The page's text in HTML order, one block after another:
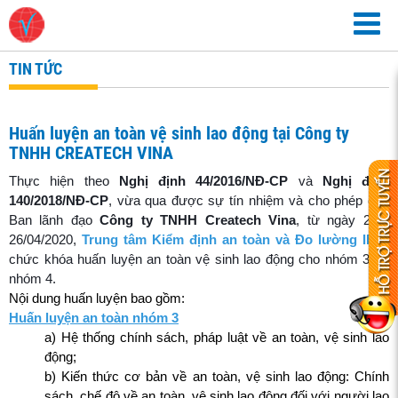
TIN TỨC
Huấn luyện an toàn vệ sinh lao động tại Công ty
TNHH CREATECH VINA
Thực hiện theo Nghị định 44/2016/NĐ-CP và Nghị định
140/2018/NĐ-CP, vừa qua được sự tín nhiệm và cho phép của
Ban lãnh đạoCông ty TNHH Createch Vina, từ ngày 22 -
26/04/2020, Trung tâm Kiểm định an toàn và Đo lường IIItổ
chức khóa huấn luyện an toàn vệ sinh lao động cho nhóm 3 và
nhóm 4.
Nội dung huấn luyện bao gồm:
Huấn luyện an toàn nhóm 3
a) Hệ thống chính sách, pháp luật về an toàn, vệ sinh lao
động;
b) Kiến thức cơ bản về an toàn, vệ sinh lao động: Chính